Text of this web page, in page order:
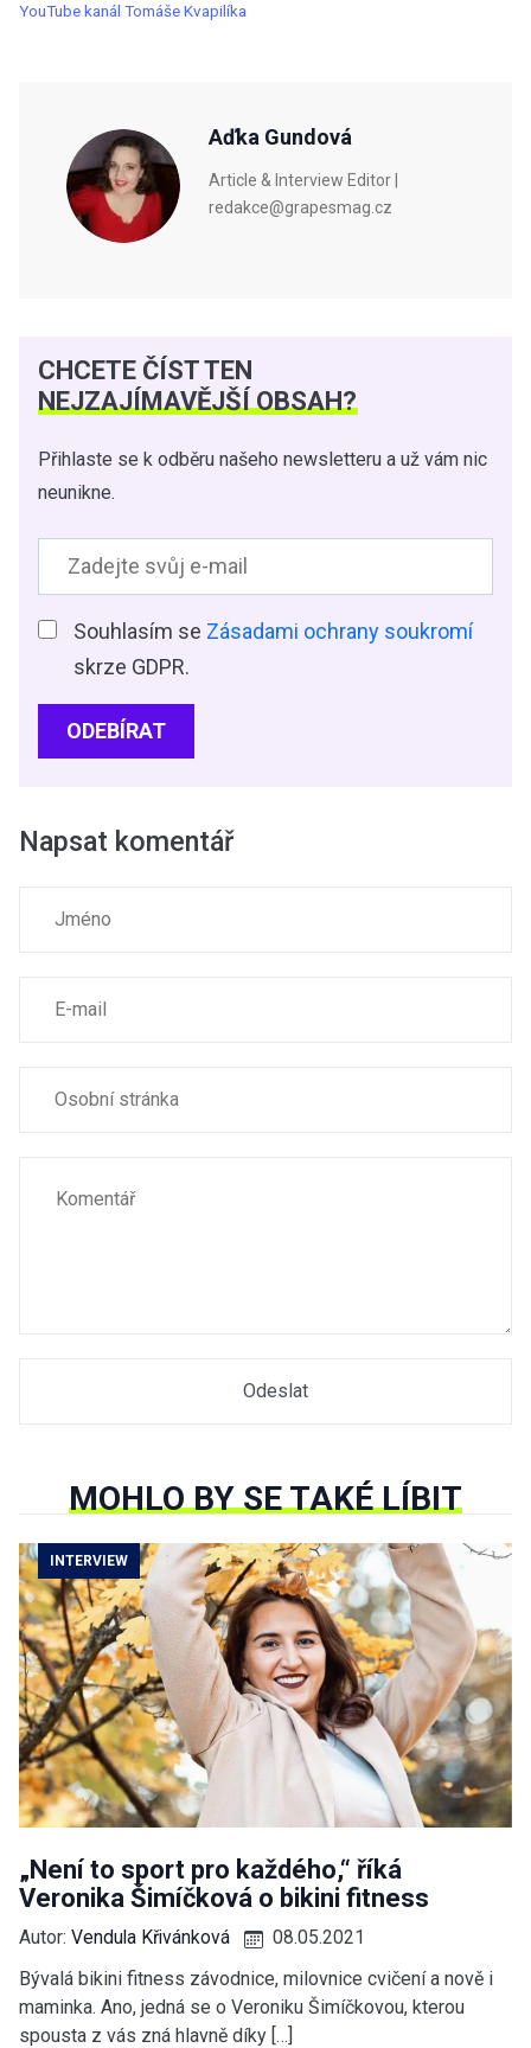
YouTube kanál Tomáše Kvapilíka
Aďka Gundová
Article & Interview Editor |
redakce@grapesmag.cz
CHCETE ČÍST TEN
NEJZAJÍMAVĚJŠÍ OBSAH?
Přihlaste se k odběru našeho newsletteru a už vám nic
neunikne.
Souhlasím se Zásadami ochrany soukromí
skrze GDPR.
ODEBÍRAT
Napsat komentář
MOHLO BY SE TAKÉ LÍBIT
INTERVIEW
„Není to sport pro každého,“ říká
Veronika Šimíčková o bikini fitness
Autor: Vendula Křivánková
08.05.2021
Bývalá bikini fitness závodnice, milovnice cvičení a nově i
maminka. Ano, jedná se o Veroniku Šimíčkovou, kterou
spousta z vás zná hlavně díky […]